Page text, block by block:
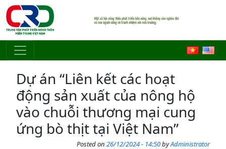
Skip to main content
Dự án “Liên kết các hoạt
động sản xuất của nông hộ
vào chuỗi thương mại cung
ứng bò thịt tại Việt Nam”
Posted on 26/12/2024 - 14:50byAdministrator